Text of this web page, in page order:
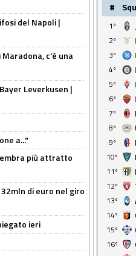
del Napoli |
c'è una
Leverkusen |
a..."
più attratto
di euro nel giro
ieri
#
1º
2º
3º
4º
5º
6º
7º
8º
9º
10º
11º
12º
13º
14º
15º
16º